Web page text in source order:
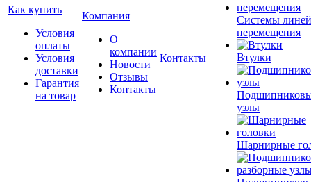
Как купить
Условия
оплаты
Условия
доставки
Гарантия
на товар
Компания
О
компании
Новости
Отзывы
Контакты
Контакты
Системы
перемещения
Втулки
узлы
Шарнирные